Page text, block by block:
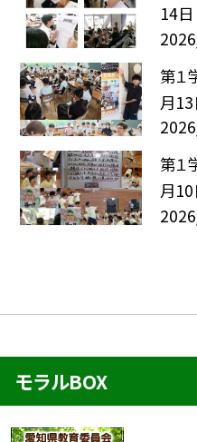
14日
第１
月13
第１
月10
モラルBOX